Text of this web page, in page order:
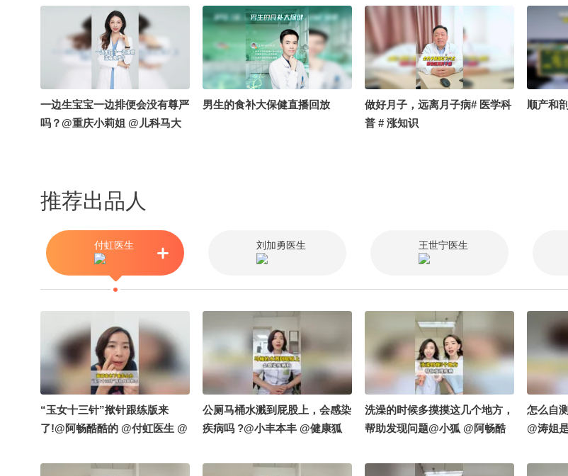
医生 @儿科马大夫 @一只飞鸿
@搜狐健康 @搜狐旅游 @李老
师水煮宇宙 @付虹医生 @心理
学博士李蕊 #来关注流追追追个
药师孙
遇闫 @
@杜老
@耳鼻
@肺结
科牛诤
一边生宝宝一边排便会没有尊严
吗？@重庆小莉姐 @儿科马大
洪波 @Jojo医生 @付虹医生 @
怀章说药 @皮小徐医生 @小丰
本丰 @感染科李侗曾 #分娩顺产
#母爱无私母爱伟大
男生的食补大保健直播回放
做好月子，远离月子病# 医学科
普 # 涨知识
顺产和
推荐出品人
付虹医生 刘加勇医生 王世宁医生
“玉女十三针”揿针跟练版来
了!@阿畅酷酷的 @付虹医生 @
丰本丰 @健康狐 @张朝阳 @小
公厕马桶水溅到屁股上，会感染
疾病吗 ?@小丰本丰 @健康狐
手 @涛姐是女神
洗澡的时候多摸摸这几个地方，
帮助发现问题@小狐 @阿畅酷
本丰 @涛姐是女神
怎么自
@涛姐